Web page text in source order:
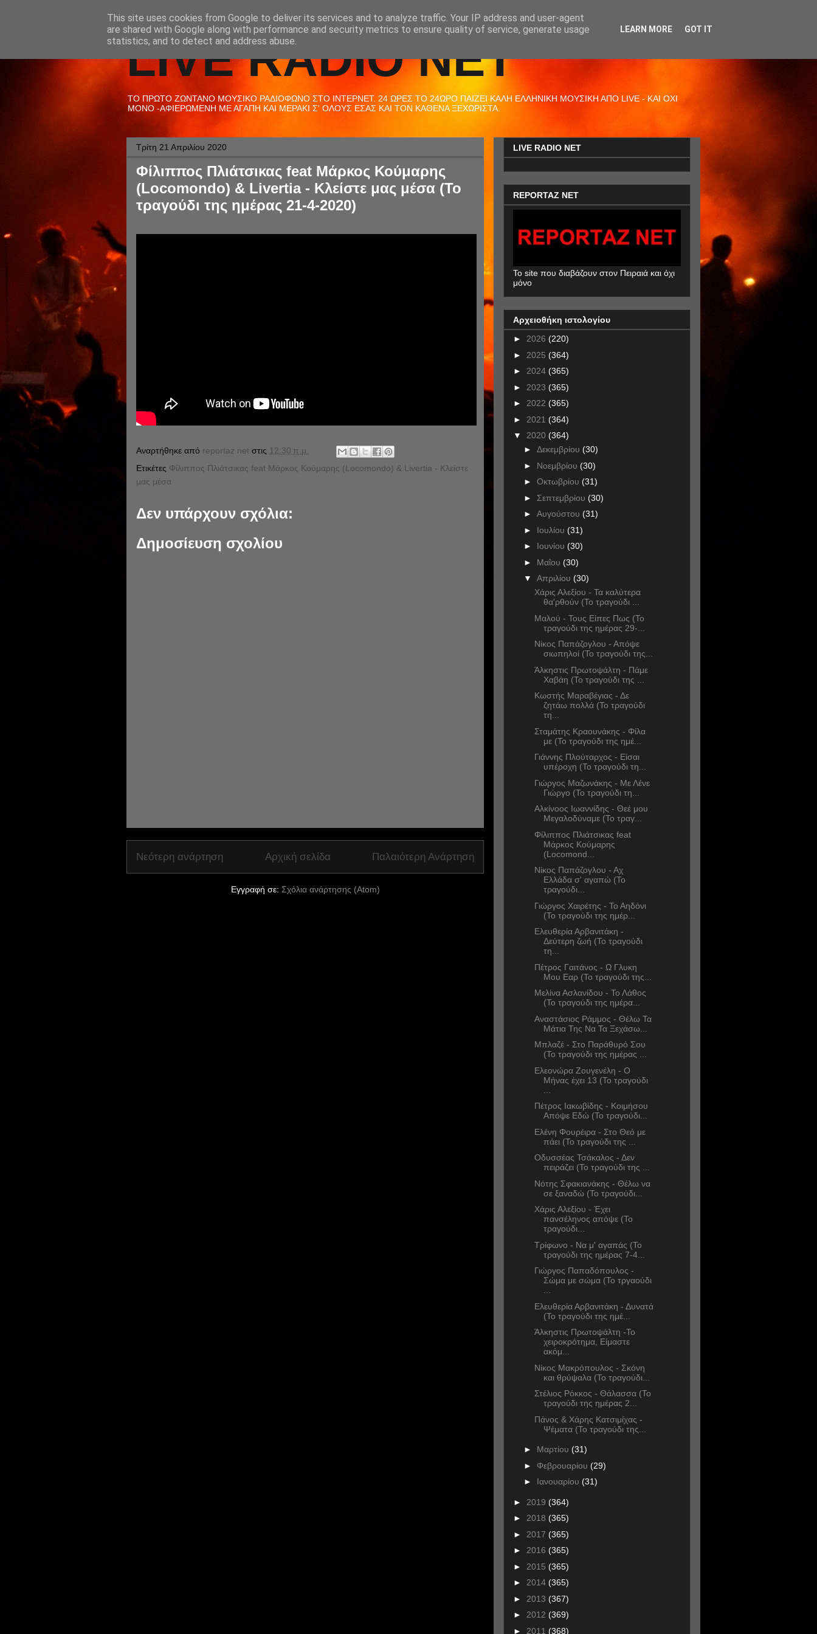
LIVE RADIO NET
ΤΟ ΠΡΩΤΟ ΖΩΝΤΑΝΟ ΜΟΥΣΙΚΟ ΡΑΔΙΟΦΩΝΟ ΣΤΟ ΙΝΤΕΡΝΕΤ. 24 ΩΡΕΣ ΤΟ 24ΩΡΟ ΠΑΙΖΕΙ ΚΑΛΗ ΕΛΛΗΝΙΚΗ ΜΟΥΣΙΚΗ ΑΠΟ LIVE - ΚΑΙ ΟΧΙ
ΜΟΝΟ -ΑΦΙΕΡΩΜΕΝΗ ΜΕ ΑΓΑΠΗ ΚΑΙ ΜΕΡΑΚΙ Σ' ΟΛΟΥΣ ΕΣΑΣ ΚΑΙ ΤΟΝ ΚΑΘΕΝΑ ΞΕΧΩΡΙΣΤΑ.
Τρίτη 21 Απριλίου 2020
Φίλιππος Πλιάτσικας feat Μάρκος Κούμαρης
(Locomondo) & Livertia - Κλείστε μας μέσα (Το
τραγούδι της ημέρας 21-4-2020)
Αναρτήθηκε από reportaz net στις 12:30 π.μ.
Ετικέτες Φίλιππος Πλιάτσικας feat Μάρκος Κούμαρης (Locomondo) & Livertia - Κλείστε
μας μέσα
Δεν υπάρχουν σχόλια:
Δημοσίευση σχολίου
Νεότερη ανάρτηση Παλαιότερη Ανάρτηση
Αρχική σελίδα
Εγγραφή σε: Σχόλια ανάρτησης (Atom)
LIVE RADIO NET
REPORTAZ NET
To site που διαβάζουν στον Πειραιά και όχι
μόνο
Αρχειοθήκη ιστολογίου
► 2026 (220)
► 2025 (364)
► 2024 (365)
► 2023 (365)
► 2022 (365)
► 2021 (364)
▼ 2020 (364)
► Δεκεμβρίου (30)
► Νοεμβρίου (30)
► Οκτωβρίου (31)
► Σεπτεμβρίου (30)
► Αυγούστου (31)
► Ιουλίου (31)
► Ιουνίου (30)
► Μαΐου (30)
▼ Απριλίου (30)
Χάρις Αλεξίου - Τα καλύτερα
θα'ρθούν (Το τραγούδι ...
Μαλού - Τους Είπες Πως (Το
τραγούδι της ημέρας 29-...
Νίκος Παπάζογλου - Απόψε
σιωπηλοί (Το τραγούδι της...
Άλκηστις Πρωτοψάλτη - Πάμε
Χαβάη (Το τραγούδι της ...
Κωστής Μαραβέγιας - Δε
ζητάω πολλά (Το τραγούδι
τη...
Σταμάτης Κραουνάκης - Φίλα
με (Το τραγούδι της ημέ...
Γιάννης Πλούταρχος - Είσαι
υπέροχη (Το τραγούδι τη...
Γιώργος Μαζωνάκης - Με Λένε
Γιώργο (Το τραγούδι τη...
Αλκίνοος Ιωαννίδης - Θεέ μου
Μεγαλοδύναμε (Το τραγ...
Φίλιππος Πλιάτσικας feat
Μάρκος Κούμαρης
(Locomond...
Νίκος Παπάζογλου - Αχ
Ελλάδα σ' αγαπώ (Το
τραγούδι...
Γιώργος Χαιρέτης - Το Αηδόνι
(Το τραγούδι της ημέρ...
Ελευθερία Αρβανιτάκη -
Δεύτερη ζωή (Το τραγούδι
τη...
Πέτρος Γαιτάνος - Ω Γλυκη
Μου Εαρ (Το τραγούδι της...
Μελίνα Ασλανίδου - Το Λάθος
(Το τραγούδι της ημέρα...
Αναστάσιος Ράμμος - Θέλω Τα
Μάτια Της Να Τα Ξεχάσω...
Μπλαζέ - Στο Παράθυρό Σου
(Το τραγούδι της ημέρας ...
Ελεονώρα Ζουγενέλη - Ο
Μήνας έχει 13 (Το τραγούδι
Πέτρος Ιακωβίδης - Κοιμήσου
Απόψε Εδώ (Το τραγούδι...
Ελένη Φουρέιρα - Στο Θεό με
πάει (Το τραγούδι της ...
Οδυσσέας Τσάκαλος - Δεν
πειράζει (Το τραγούδι της ...
Νότης Σφακιανάκης - Θέλω να
σε ξαναδώ (Το τραγούδι...
Χάρις Αλεξίου - Έχει
πανσέληνος απόψε (Το
τραγούδι...
Τρίφωνο - Να μ' αγαπάς (Το
τραγούδι της ημέρας 7-4...
Γιώργος Παπαδόπουλος -
Σώμα με σώμα (Το τργαούδι
Ελευθερία Αρβανιτάκη - Δυνατά
(Το τραγούδι της ημέ...
Άλκηστις Πρωτοψάλτη -Το
χειροκρότημα, Είμαστε
ακόμ...
Νίκος Μακρόπουλος - Σκόνη
και θρύψαλα (Το τραγούδι...
Στέλιος Ρόκκος - Θάλασσα (Το
τραγούδι της ημέρας 2...
Πάνος & Χάρης Κατσιμίχας -
Ψέματα (Το τραγούδι της...
► Μαρτίου (31)
► Φεβρουαρίου (29)
► Ιανουαρίου (31)
► 2019 (364)
► 2018 (365)
► 2017 (365)
► 2016 (365)
► 2015 (365)
► 2014 (365)
► 2013 (367)
► 2012 (369)
► 2011 (368)
This site uses cookies from Google to deliver its services and to analyze traffic. Your IP address and user-agent
are shared with Google along with performance and security metrics to ensure quality of service, generate usage
statistics, and to detect and address abuse.
LEARN MORE GOT IT